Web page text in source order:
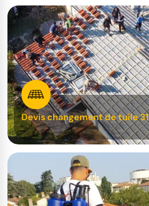
Devis changement de tuile 31